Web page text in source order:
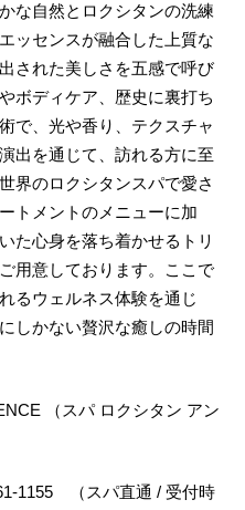
な自然とロクシタンの洗練
ッセンスが融合した上質な
された美しさを五感で呼び
ボディケア、歴史に裏打ち
で、光や香り、テクスチャ
出を通じて、訪れる方に至
界のロクシタンスパで愛さ
トメントのメニューに加
た心身を落ち着かせるトリ
用意しております。ここで
るウェルネス体験を通じ
しかない贅沢な癒しの時間
（スパ ロクシタン アン
1155 （スパ直通 / 受付時